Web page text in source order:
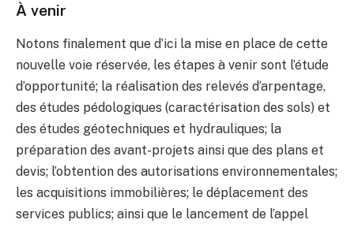
À venir
Notons finalement que d’ici la mise en place de cette
nouvelle voie réservée, les étapes à venir sont l’étude
d’opportunité; la réalisation des relevés d’arpentage,
des études pédologiques (caractérisation des sols) et
des études géotechniques et hydrauliques; la
préparation des avant-projets ainsi que des plans et
devis; l’obtention des autorisations environnementales;
les acquisitions immobilières; le déplacement des
services publics; ainsi que le lancement de l’appel